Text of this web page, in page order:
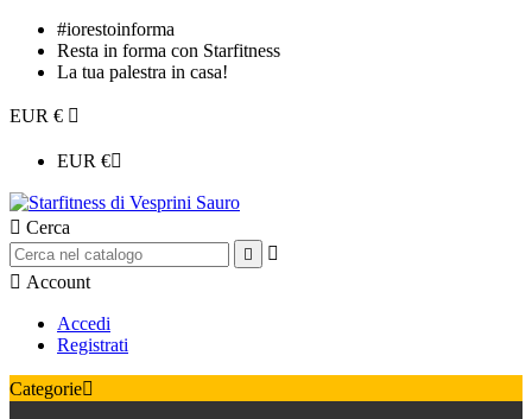
#iorestoinforma
Resta in forma con Starfitness
La tua palestra in casa!
EUR € 
EUR €
 Cerca


 Account
Accedi
Registrati
Categorie